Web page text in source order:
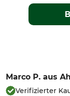
Marco P. aus
Verifizierter